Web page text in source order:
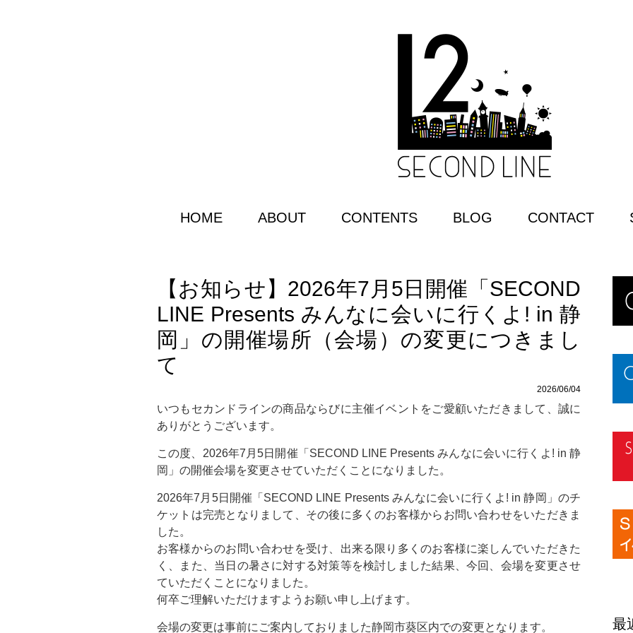
HOME ABOUT CONTENTS BLOG CONTACT
【お知らせ】2026年7月5日開催「SECOND
LINE Presents みんなに会いに行くよ! in 静
岡」の開催場所（会場）の変更につきまし
て
2026/06/04
いつもセカンドラインの商品ならびに主催イベントをご愛顧いただきまして、誠に
ありがとうございます。
この度、2026年7月5日開催「SECOND LINE Presents みんなに会いに行くよ! in 静
岡」の開催会場を変更させていただくことになりました。
2026年7月5日開催「SECOND LINE Presents みんなに会いに行くよ! in 静岡」のチ
ケットは完売となりまして、その後に多くのお客様からお問い合わせをいただきま
した。
お客様からのお問い合わせを受け、出来る限り多くのお客様に楽しんでいただきた
く、また、当日の暑さに対する対策等を検討しました結果、今回、会場を変更させ
ていただくことになりました。
何卒ご理解いただけますようお願い申し上げます。
会場の変更は事前にご案内しておりました静岡市葵区内での変更となります。 最